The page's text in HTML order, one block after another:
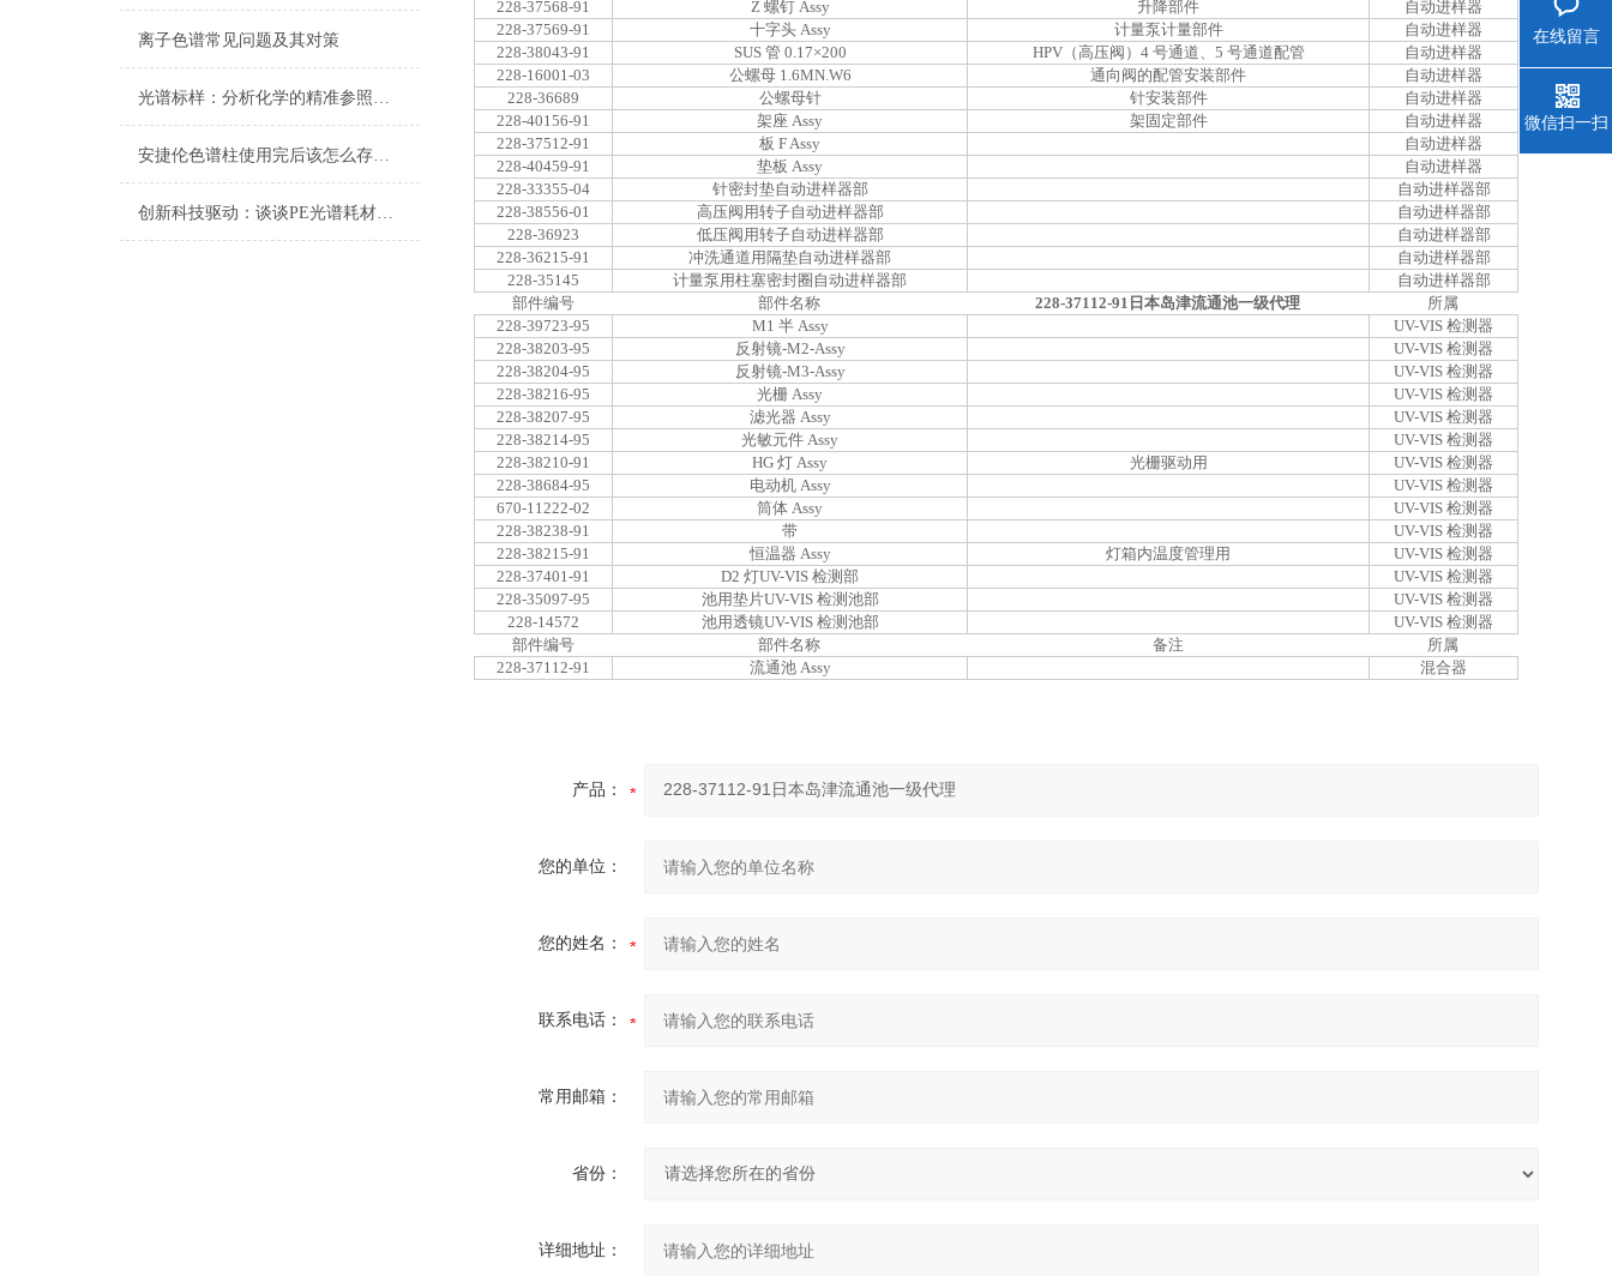
离子色谱常见问题及其对策
光谱标样：分析化学的精准参照与品质控制
安捷伦色谱柱使用完后该怎么存放？
创新科技驱动：谈谈PE光谱耗材的应用与发展
228-37568-91
Z 螺钉 Assy 升降部件
自动进样器
228-37569-91
十字头 Assy 计量泵计量部件
自动进样器
228-38043-91
SUS 管 0.17×200 HPV（高压阀）4 号通道、5 号通道配管
自动进样器
228-16001-03
公螺母 1.6MN.W6 通向阀的配管安装部件
自动进样器
228-36689
公螺母针 针安装部件
自动进样器
228-40156-91
架座 Assy 架固定部件
自动进样器
228-37512-91
板 F Assy
自动进样器
228-40459-91
垫板 Assy
自动进样器
228-33355-04
针密封垫自动进样器部
自动进样器部
228-38556-01
高压阀用转子自动进样器部
自动进样器部
228-36923
低压阀用转子自动进样器部
自动进样器部
228-36215-91
冲洗通道用隔垫自动进样器部
自动进样器部
228-35145
计量泵用柱塞密封圈自动进样器部
自动进样器部
部件编号
部件名称 228-37112-91日本岛津流通池一级代理
所属
228-39723-95
M1 半 Assy
UV-VIS 检测器
228-38203-95
反射镜-M2-Assy
UV-VIS 检测器
228-38204-95
反射镜-M3-Assy
UV-VIS 检测器
228-38216-95
光栅 Assy
UV-VIS 检测器
228-38207-95
滤光器 Assy
UV-VIS 检测器
228-38214-95
光敏元件 Assy
UV-VIS 检测器
228-38210-91
HG 灯 Assy 光栅驱动用
UV-VIS 检测器
228-38684-95
电动机 Assy
UV-VIS 检测器
670-11222-02
筒体 Assy
UV-VIS 检测器
228-38238-91
带
UV-VIS 检测器
228-38215-91
恒温器 Assy 灯箱内温度管理用
UV-VIS 检测器
228-37401-91
D2 灯UV-VIS 检测部
UV-VIS 检测器
228-35097-95
池用垫片UV-VIS 检测池部
UV-VIS 检测器
228-14572
池用透镜UV-VIS 检测池部
UV-VIS 检测器
部件编号
部件名称 备注
所属
228-37112-91
流通池 Assy 混合器
产品：
您的单位：
您的姓名：
联系电话：
常用邮箱：
省份：
详细地址：
在线留言
微信扫一扫